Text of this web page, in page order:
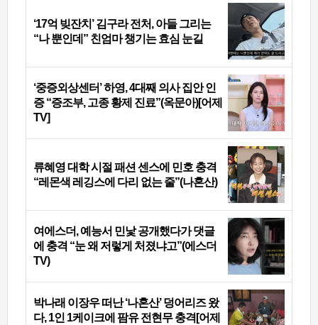
‘17억 빚잔치’ 김구라 전처, 아들 그리는
“나 뿐인데” 친엄마 챙기는 효심 눈길
‘중증외상센터’ 하영, 4대째 의사 집안 인
증 “증조부, 고종 황제 진료”(옥문아)[어제
TV]
류혜영 대학 시절 패션 센스에 민호 충격
“레몬색 레깅스에 다리 없는 줄”(나혼산)
여에스더, 예능서 민낯 공개했다가 댓글
에 충격 “눈 왜 저렇게 처졌냐고”(에스더
TV)
박나래 이장우 떠난 ‘나혼산’ 덩어리즈 왔
다, 1인 1케이크에 팜유 전현무 충격[어제